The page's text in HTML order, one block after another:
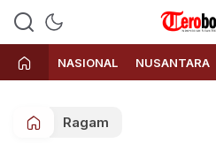
Terobos.id – Kabar
Indonesia
Media siber yang
berita terbaru dan
dari Indonesia
NASIONAL NUSANTARA
Ragam